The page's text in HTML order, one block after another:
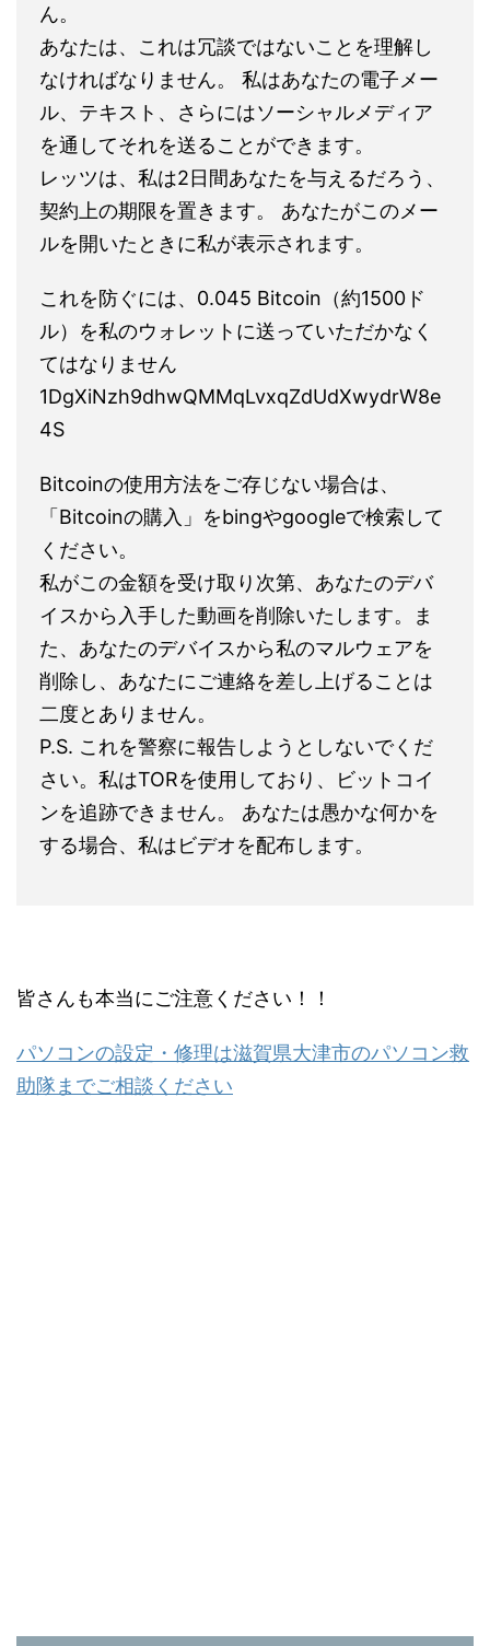
ん。
あなたは、これは冗談ではないことを理解し
なければなりません。 私はあなたの電子メー
ル、テキスト、さらにはソーシャルメディア
を通してそれを送ることができます。
レッツは、私は2日間あなたを与えるだろう、
契約上の期限を置きます。 あなたがこのメー
ルを開いたときに私が表示されます。
これを防ぐには、0.045 Bitcoin（約1500ド
ル）を私のウォレットに送っていただかなく
てはなりません
1DgXiNzh9dhwQMMqLvxqZdUdXwydrW8e
4S
Bitcoinの使用方法をご存じない場合は、
「Bitcoinの購入」をbingやgoogleで検索して
ください。
私がこの金額を受け取り次第、あなたのデバ
イスから入手した動画を削除いたします。ま
た、あなたのデバイスから私のマルウェアを
削除し、あなたにご連絡を差し上げることは
二度とありません。
P.S. これを警察に報告しようとしないでくだ
さい。私はTORを使用しており、ビットコイ
ンを追跡できません。 あなたは愚かな何かを
する場合、私はビデオを配布します。
皆さんも本当にご注意ください！！
パソコンの設定・修理は滋賀県大津市のパソコン救
助隊までご相談ください